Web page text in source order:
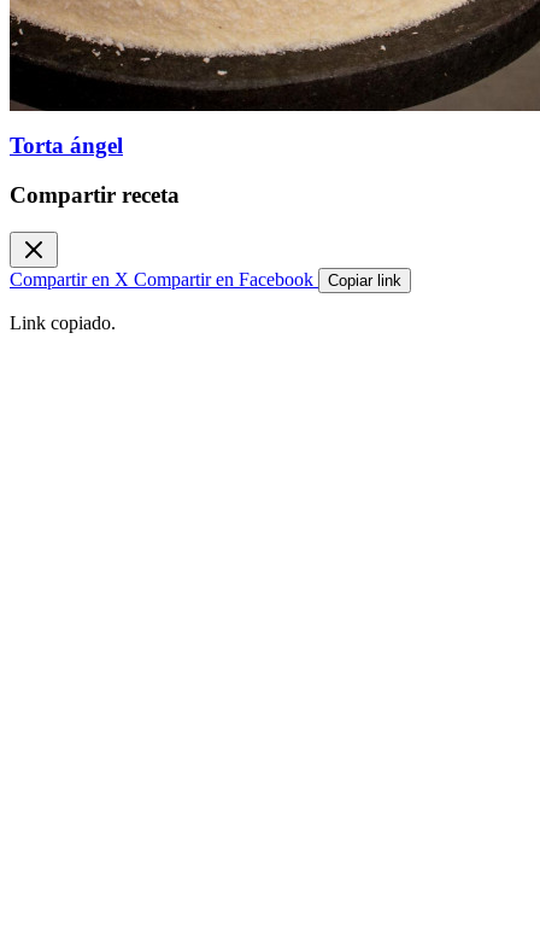
Torta ángel
Compartir receta
Compartir en X Compartir en Facebook Copiar link
Link copiado.